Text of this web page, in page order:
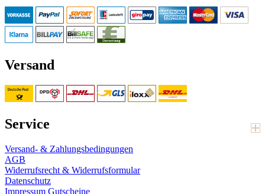
Versand
Service
Versand- & Zahlungsbedingungen
AGB
Widerrufsrecht & Widerrufsformular
Datenschutz
Impressum Gutscheine